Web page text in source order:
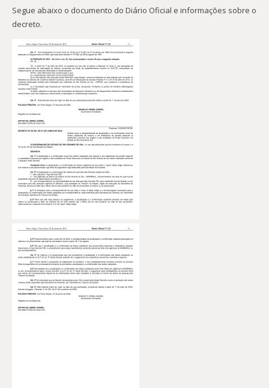
Segue abaixo o documento do Diário Oficial e informações sobre o
decreto.